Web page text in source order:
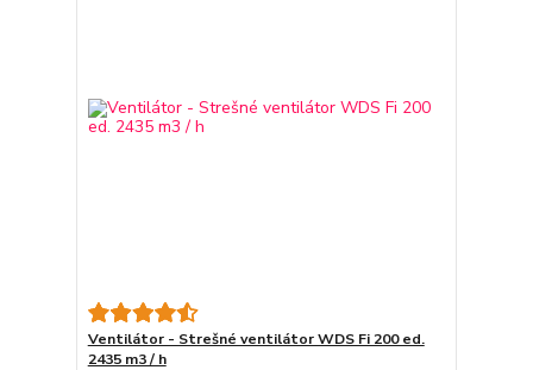
Ventilátor - Strešné ventilátor WDS Fi 200 ed.
2435 m3 / h